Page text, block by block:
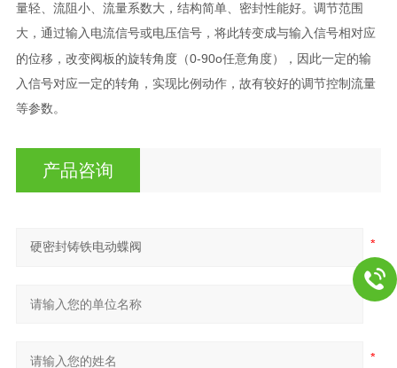
量轻、流阻小、流量系数大，结构简单、密封性能好。调节范围
大，通过输入电流信号或电压信号，将此转变成与输入信号相对应
的位移，改变阀板的旋转角度（0-90o任意角度），因此一定的输
入信号对应一定的转角，实现比例动作，故有较好的调节控制流量
等参数。
产品咨询